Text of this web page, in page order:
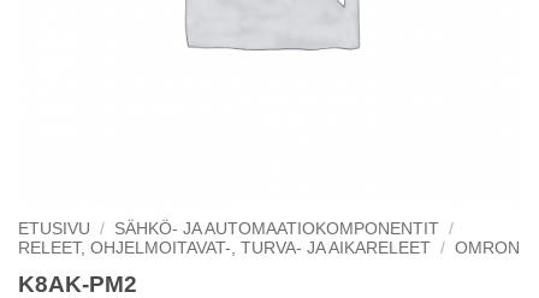
ETUSIVU / SÄHKÖ- JA AUTOMAATIOKOMPONENTIT /
RELEET, OHJELMOITAVAT-, TURVA- JA AIKARELEET / OMRON
K8AK-PM2